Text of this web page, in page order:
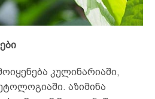
კულინარიაში,
აზიმინა